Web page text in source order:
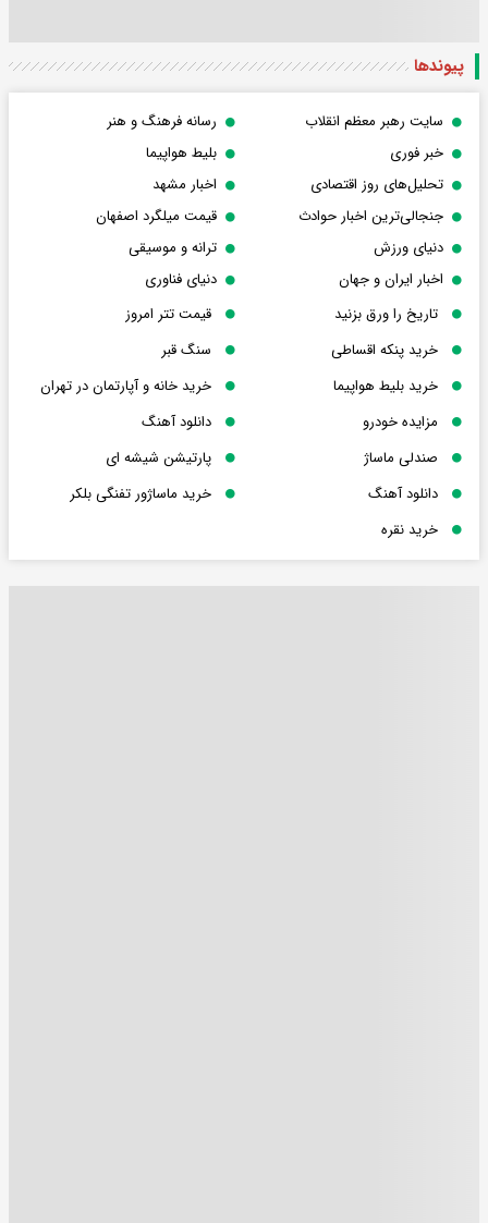
پیوندها
سایت رهبر معظم انقلاب
رسانه فرهنگ و هنر
خبر فوری
بلیط هواپیما
تحلیل‌های روز اقتصادی
اخبار مشهد
جنجالی‌ترین اخبار حوادث
قیمت میلگرد اصفهان
دنیای ورزش
ترانه و موسیقی
اخبار ایران و جهان
دنیای فناوری
تاریخ را ورق بزنید
قیمت تتر امروز
خرید پنکه اقساطی
سنگ قبر
خرید بلیط هواپیما
خرید خانه و آپارتمان در تهران
مزایده خودرو
دانلود آهنگ
صندلی ماساژ
پارتیشن شیشه ای
دانلود آهنگ
خرید ماساژور تفنگی بلکر
خرید نقره